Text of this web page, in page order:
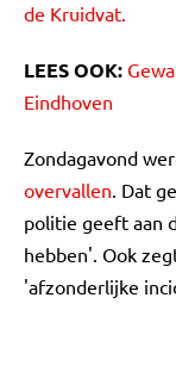
de Kruidvat.
LEES OOK:
Eindhoven
Zondagavond
overvallen. Dat
politie geeft aan
hebben'. Ook
'afzonderlijke